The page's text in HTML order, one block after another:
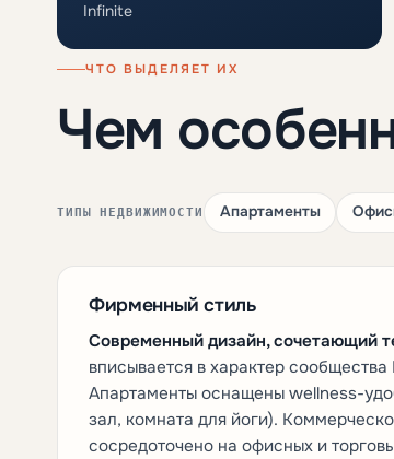
Infinite
ЧТО ВЫДЕЛЯЕТ ИХ
Чем
ТИПЫ НЕДВИЖИМОСТИ Апартаменты
Фирменный стиль
Современный дизайн, сочетающий
вписывается в характер
Апартаменты оснащены wellness-
зал, комната для йоги).
сосредоточено на офисных и